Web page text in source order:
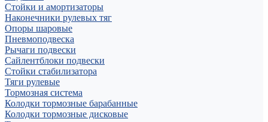
Стойки и амортизаторы
Наконечники рулевых тяг
Опоры шаровые
Пневмоподвеска
Рычаги подвески
Сайлентблоки подвески
Стойки стабилизатора
Тяги рулевые
Тормозная система
Колодки тормозные барабанные
Колодки тормозные дисковые